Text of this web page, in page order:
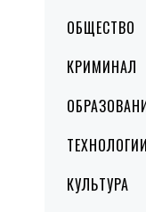
ОБЩЕСТВО
КРИМИНАЛ
ТЕХНОЛОГИИ
КУЛЬТУРА